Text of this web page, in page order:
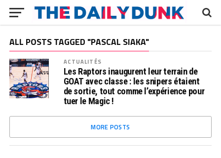
ALL POSTS TAGGED "PASCAL SIAKA"
ACTUALITÉS
Les Raptors inaugurent leur terrain de
GOAT avec classe : les snipers étaient
de sortie, tout comme l’expérience pour
tuer le Magic !
MORE POSTS